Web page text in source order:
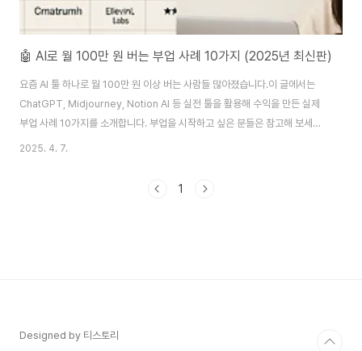
🤖 AI로 월 100만 원 버는 부업 사례 10가지 (2025년 최신판)
요즘 AI 툴 하나로 월 100만 원 이상 버는 사람들 많아졌습니다.이 글에서는
ChatGPT, Midjourney, Notion AI 등 실전 툴을 활용해 수익을 만든 실제
부업 사례 10가지를 소개합니다. 부업을 시작하고 싶은 분들은 참고해 보세
요! AI 부업 사례 도표부업명수익 범위사용 AI 툴수익화 방식시작 난이도블로
2025. 4. 7.
1
Designed by 티스토리